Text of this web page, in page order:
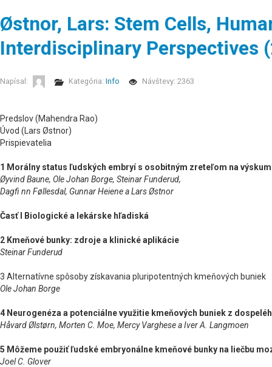
Østnor, Lars: Stem Cells,
Interdisciplinary Perspectives
Napísal: Kategória: Info Návštevy: 2363
Predslov (Mahendra Rao)
Úvod (Lars Østnor)
Prispievatelia
1 Morálny status ľudských embryí s osobitným zreteľom na
Øyvind Baune, Ole Johan Borge, Steinar Funderud,
Dagfi nn Føllesdal, Gunnar Heiene a Lars Østnor
Časť I Biologické a lekárske hľadiská
2 Kmeňové bunky: zdroje a klinické aplikácie
Steinar Funderud
3 Alternatívne spôsoby získavania pluripotentných kmeňových buniek
Ole Johan Borge
4 Neurogenéza a potenciálne využitie kmeňových buniek z
Håvard Ølstørn, Morten C. Moe, Mercy Varghese a Iver A. Langmoen
5 Môžeme použiť ľudské embryonálne kmeňové bunky na liečbu
Joel C. Glover